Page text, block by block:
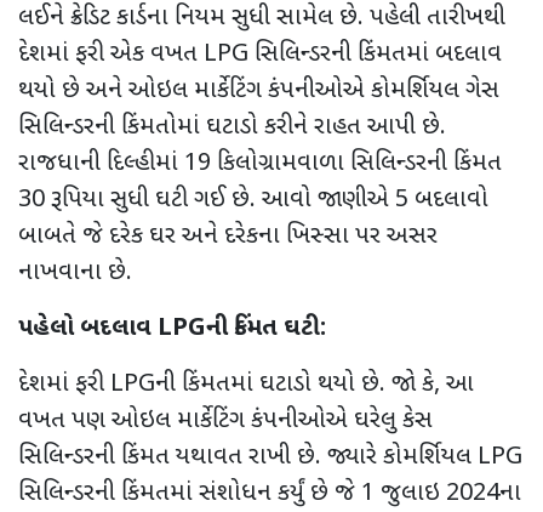
લઈને ક્રેડિટ કાર્ડના નિયમ સુધી સામેલ છે. પહેલી તારીખથી
દેશમાં ફરી એક વખત LPG સિલિન્ડરની કિંમતમાં બદલાવ
થયો છે અને ઓઇલ માર્કેટિંગ કંપનીઓએ કોમર્શિયલ ગેસ
સિલિન્ડરની કિંમતોમાં ઘટાડો કરીને રાહત આપી છે.
રાજધાની દિલ્હીમાં 19 કિલોગ્રામવાળા સિલિન્ડરની કિંમત
30 રૂપિયા સુધી ઘટી ગઈ છે. આવો જાણીએ 5 બદલાવો
બાબતે જે દરેક ઘર અને દરેકના ખિસ્સા પર અસર
નાખવાના છે.
પહેલો બદલાવ LPGની કિંમત ઘટી:
દેશમાં ફરી LPGની કિંમતમાં ઘટાડો થયો છે. જો કે, આ
વખત પણ ઓઇલ માર્કેટિંગ કંપનીઓએ ઘરેલુ કેસ
સિલિન્ડરની કિંમત યથાવત રાખી છે. જ્યારે કોમર્શિયલ LPG
સિલિન્ડરની કિંમતમાં સંશોધન કર્યું છે જે 1 જુલાઇ 2024ના